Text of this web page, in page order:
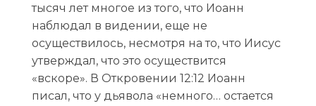
тысяч лет многое из того, что Иоанн
наблюдал в видении, еще не
осуществилось, несмотря на то, что Иисус
утверждал, что это осуществится
«вскоре». В Откровении 12:12 Иоанн
писал, что у дьявола «немного… остается